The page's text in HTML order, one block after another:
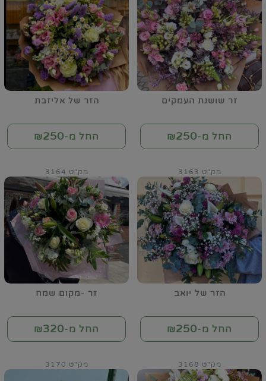
זר שושנת העמקים
החל מ-₪250
הזר של אליזבת
החל מ-₪250
הזר של יואב
מק"ט 3163
החל מ-₪250
זר -מקום שמח
מק"ט 3164
החל מ-₪320
מק"ט 3168 מק"ט 3170